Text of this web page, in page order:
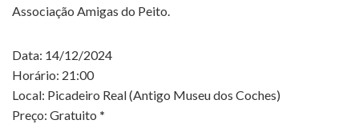
Associação Amigas do Peito.
Data: 14/12/2024
Horário: 21:00
Local: Picadeiro Real (Antigo Museu dos Coches)
Preço: Gratuito *